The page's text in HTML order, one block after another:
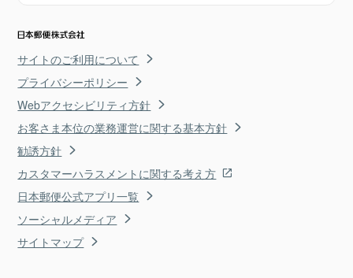
サイトのご利用について
プライバシーポリシー
Webアクセシビリティ方針
お客さま本位の業務運営に関する基本方針
勧誘方針
カスタマーハラスメントに関する考え方
日本郵便公式アプリ一覧
ソーシャルメディア
サイトマップ